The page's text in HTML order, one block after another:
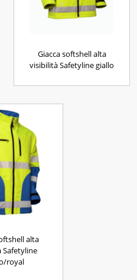
Giacca softshell alta
visibilità Safetyline giallo
alta
Safetyline
royal